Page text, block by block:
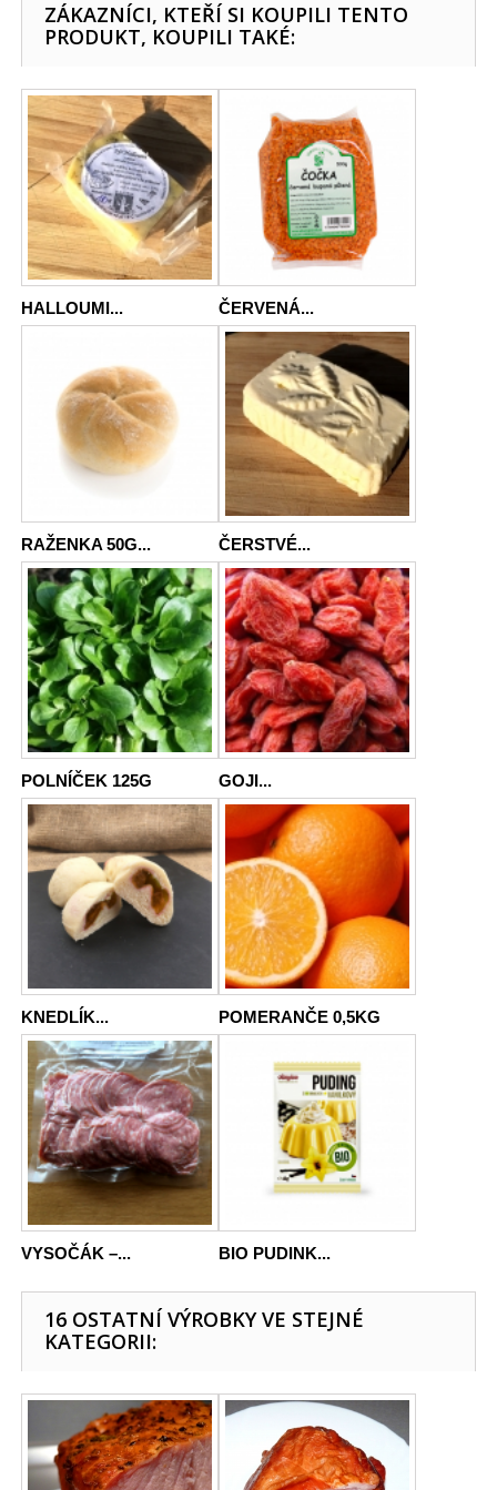
ZÁKAZNÍCI, KTEŘÍ SI KOUPILI TENTO
PRODUKT, KOUPILI TAKÉ:
HALLOUMI... ČERVENÁ...
RAŽENKA 50G... ČERSTVÉ...
POLNÍČEK 125G GOJI...
KNEDLÍK... POMERANČE 0,5KG
VYSOČÁK –... BIO PUDINK...
16 OSTATNÍ VÝROBKY VE STEJNÉ
KATEGORII: